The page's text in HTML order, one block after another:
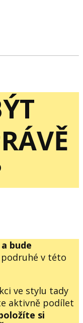
bude
podruhé v této
ve stylu tady
aktivně podílet
si